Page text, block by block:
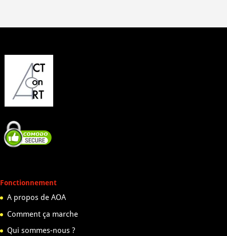
Fonctionnement
A propos de AOA
Comment ça marche
Qui sommes-nous ?